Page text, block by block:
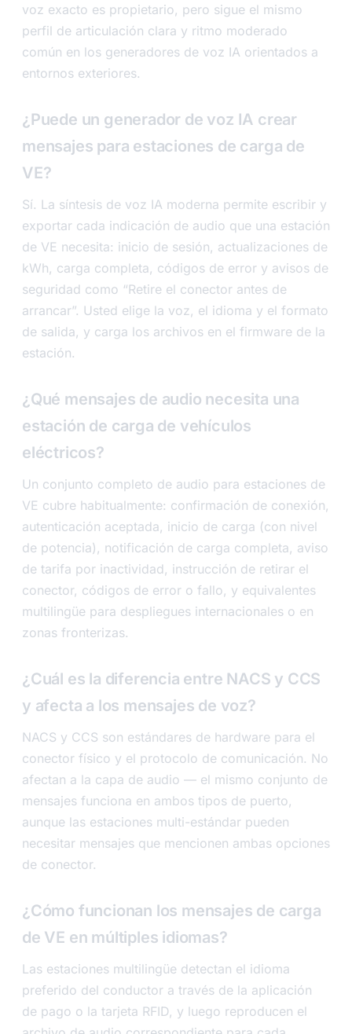
voz exacto es propietario, pero sigue el mismo
perfil de articulación clara y ritmo moderado
común en los generadores de voz IA orientados a
entornos exteriores.
¿Puede un generador de voz IA crear
mensajes para estaciones de carga de
VE?
Sí. La síntesis de voz IA moderna permite escribir y
exportar cada indicación de audio que una estación
de VE necesita: inicio de sesión, actualizaciones de
kWh, carga completa, códigos de error y avisos de
seguridad como “Retire el conector antes de
arrancar”. Usted elige la voz, el idioma y el formato
de salida, y carga los archivos en el firmware de la
estación.
¿Qué mensajes de audio necesita una
estación de carga de vehículos
eléctricos?
Un conjunto completo de audio para estaciones de
VE cubre habitualmente: confirmación de conexión,
autenticación aceptada, inicio de carga (con nivel
de potencia), notificación de carga completa, aviso
de tarifa por inactividad, instrucción de retirar el
conector, códigos de error o fallo, y equivalentes
multilingüe para despliegues internacionales o en
zonas fronterizas.
¿Cuál es la diferencia entre NACS y CCS
y afecta a los mensajes de voz?
NACS y CCS son estándares de hardware para el
conector físico y el protocolo de comunicación. No
afectan a la capa de audio — el mismo conjunto de
mensajes funciona en ambos tipos de puerto,
aunque las estaciones multi-estándar pueden
necesitar mensajes que mencionen ambas opciones
de conector.
¿Cómo funcionan los mensajes de carga
de VE en múltiples idiomas?
Las estaciones multilingüe detectan el idioma
preferido del conductor a través de la aplicación
de pago o la tarjeta RFID, y luego reproducen el